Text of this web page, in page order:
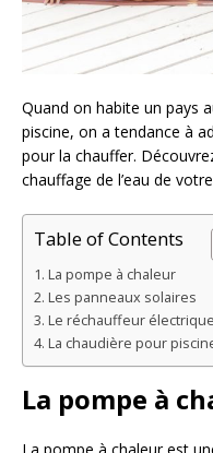
Quand on habite un pays
piscine, on a tendance à
pour la chauffer.
chauffage de l’eau de
Table of Contents
La pompe à chaleur
Les panneaux solaires
Le réchauffeur électrique
La chaudière pour
La pompe à